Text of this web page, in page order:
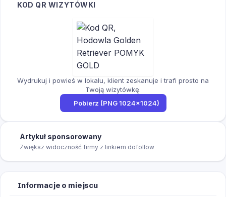
KOD QR WIZYTÓWKI
Wydrukuj i powieś w lokalu, klient zeskanuje i trafi prosto na
Twoją wizytówkę.
Pobierz (PNG 1024×1024)
Artykuł sponsorowany
Zwiększ widoczność firmy z linkiem dofollow
Informacje o miejscu